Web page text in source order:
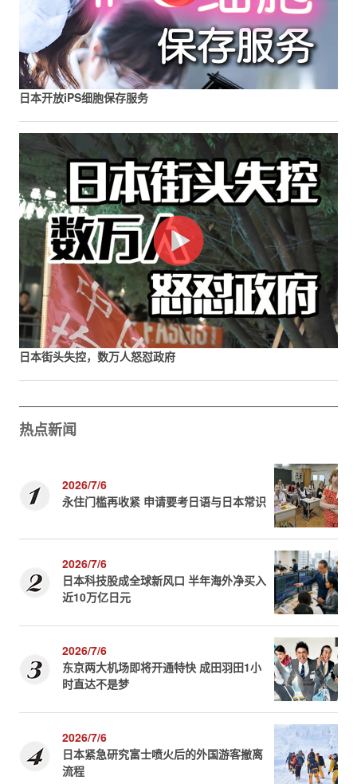
日本开放iPS细胞保存服务
日本街头失控，数万人怒怼政府
热点新闻
2026/7/6
永住门槛再收紧 申请要考日语与日本常识
2026/7/6
日本科技股成全球新风口 半年海外净买入
近10万亿日元
2026/7/6
东京两大机场即将开通特快 成田羽田1小
时直达不是梦
2026/7/6
日本紧急研究富士喷火后的外国游客撤离
流程